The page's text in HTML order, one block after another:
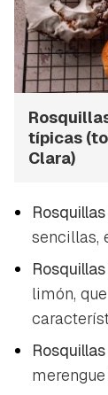
típicas
Clara)
sencillas,
limón,